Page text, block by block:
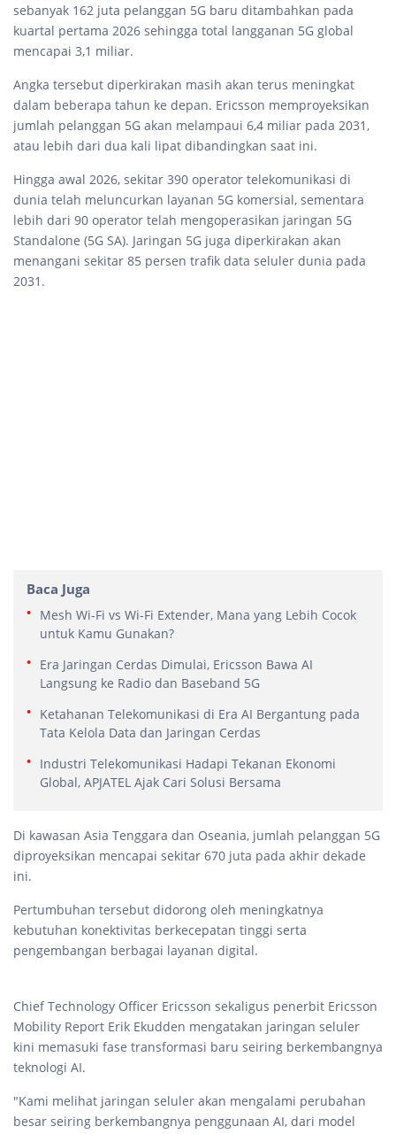
sebanyak 162 juta pelanggan 5G baru ditambahkan pada
kuartal pertama 2026 sehingga total langganan 5G global
mencapai 3,1 miliar.
Angka tersebut diperkirakan masih akan terus meningkat
dalam beberapa tahun ke depan. Ericsson memproyeksikan
jumlah pelanggan 5G akan melampaui 6,4 miliar pada 2031,
atau lebih dari dua kali lipat dibandingkan saat ini.
Hingga awal 2026, sekitar 390 operator telekomunikasi di
dunia telah meluncurkan layanan 5G komersial, sementara
lebih dari 90 operator telah mengoperasikan jaringan 5G
Standalone (5G SA). Jaringan 5G juga diperkirakan akan
menangani sekitar 85 persen trafik data seluler dunia pada
2031.
Baca Juga
Mesh Wi-Fi vs Wi-Fi Extender, Mana yang Lebih Cocok
untuk Kamu Gunakan?
Era Jaringan Cerdas Dimulai, Ericsson Bawa AI
Langsung ke Radio dan Baseband 5G
Ketahanan Telekomunikasi di Era AI Bergantung pada
Tata Kelola Data dan Jaringan Cerdas
Industri Telekomunikasi Hadapi Tekanan Ekonomi
Global, APJATEL Ajak Cari Solusi Bersama
Di kawasan Asia Tenggara dan Oseania, jumlah pelanggan 5G
diproyeksikan mencapai sekitar 670 juta pada akhir dekade
ini.
Pertumbuhan tersebut didorong oleh meningkatnya
kebutuhan konektivitas berkecepatan tinggi serta
pengembangan berbagai layanan digital.
Chief Technology Officer Ericsson sekaligus penerbit Ericsson
Mobility Report Erik Ekudden mengatakan jaringan seluler
kini memasuki fase transformasi baru seiring berkembangnya
teknologi AI.
"Kami melihat jaringan seluler akan mengalami perubahan
besar seiring berkembangnya penggunaan AI, dari model